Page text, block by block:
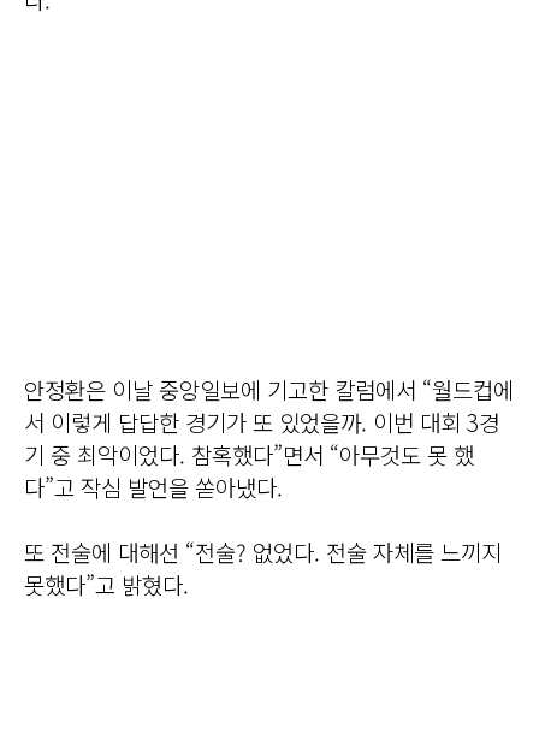
안정환은 이날 중앙일보에 기고한 칼럼에서 “월드컵에
서 이렇게 답답한 경기가 또 있었을까. 이번 대회 3경
기 중 최악이었다. 참혹했다”면서 “아무것도 못 했
다”고 작심 발언을 쏟아냈다.
또 전술에 대해선 “전술? 없었다. 전술 자체를 느끼지
못했다”고 밝혔다.